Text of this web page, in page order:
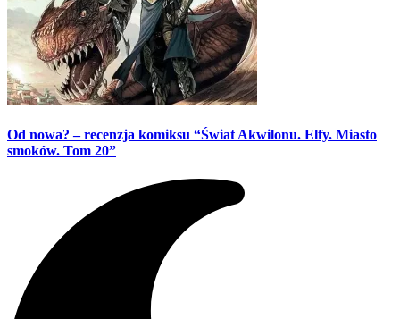
Od nowa? – recenzja komiksu “Świat Akwilonu. Elfy. Miasto
smoków. Tom 20”